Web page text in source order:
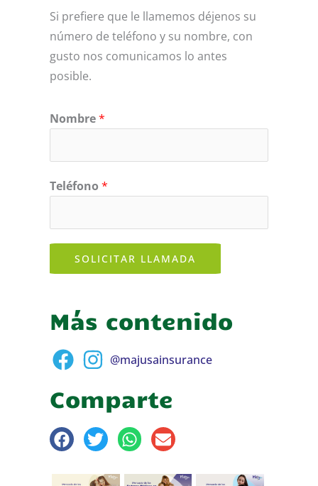
Si prefiere que le llamemos déjenos su
número de teléfono y su nombre, con
gusto nos comunicamos lo antes
posible.
Nombre*
Teléfono *
SOLICITAR LLAMADA
Más contenido
@majusainsurance
Comparte